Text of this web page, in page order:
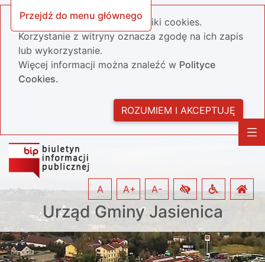
Przejdź do menu głównego
Nasza strona wykorzystuje pliki cookies.
Korzystanie z witryny oznacza zgodę na ich zapis
lub wykorzystanie.
Więcej informacji można znaleźć w Polityce
Cookies.
ROZUMIEM I AKCEPTUJĘ
Urząd Gminy Jasienica
A A+ A-